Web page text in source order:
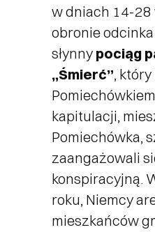
w dniach 14-28
obronie odcinka
słynny pociąg
„Śmierć”,
kapitulacji,
Pomiechówka,
zaangażowali
konspiracyjną.
roku, Niemcy
mieszkańców